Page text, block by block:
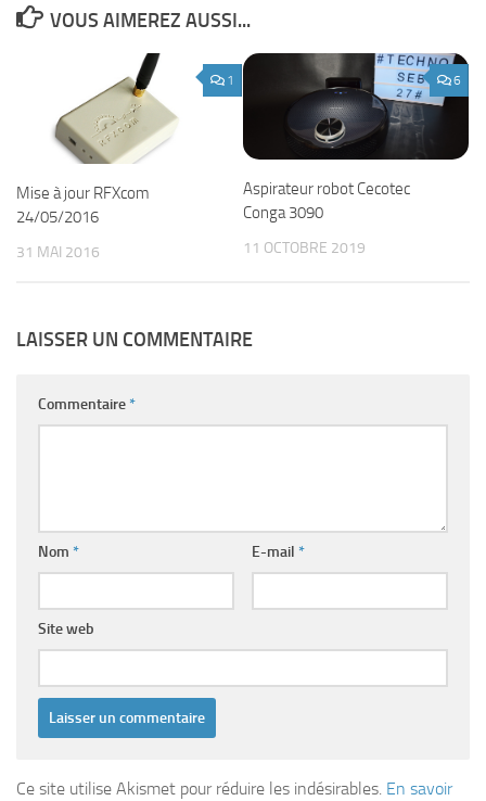
VOUS AIMEREZ AUSSI...
1
Mise à jour RFXcom
24/05/2016
31 MAI 2016
6
Aspirateur robot Cecotec
Conga 3090
11 OCTOBRE 2019
LAISSER UN COMMENTAIRE
Commentaire*
Nom * E-mail *
Site web
Ce site utilise Akismet pour réduire les indésirables. En savoir